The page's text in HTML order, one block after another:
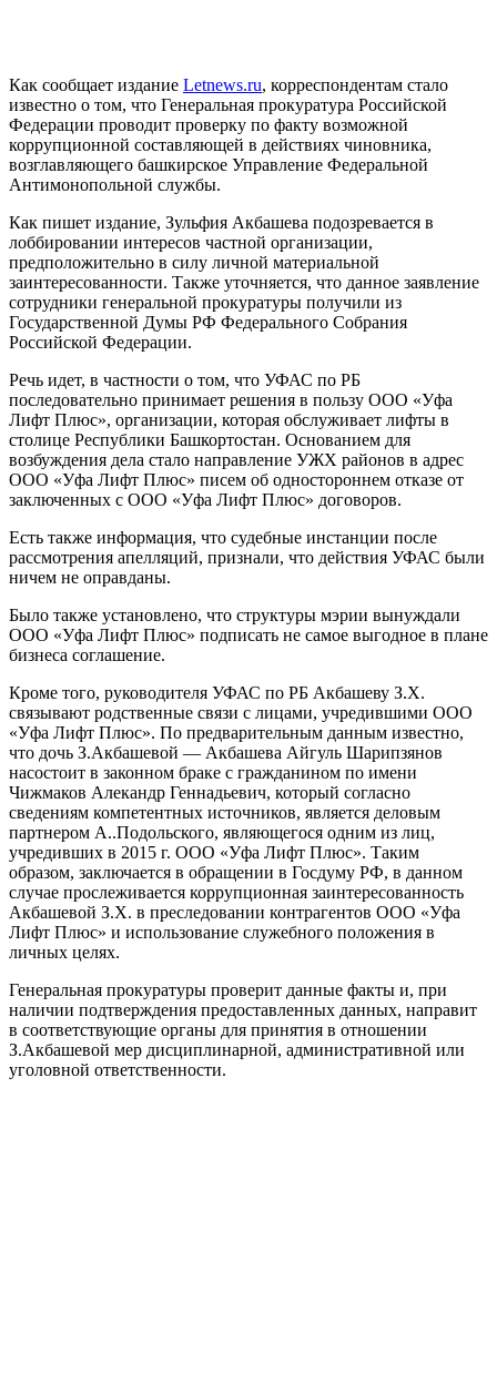
Как сообщает издание Letnews.ru, корреспондентам стало
известно о том, что Генеральная прокуратура Российской
Федерации проводит проверку по факту возможной
коррупционной составляющей в действиях чиновника,
возглавляющего башкирское Управление Федеральной
Антимонопольной службы.
Как пишет издание, Зульфия Акбашева подозревается в
лоббировании интересов частной организации,
предположительно в силу личной материальной
заинтересованности. Также уточняется, что данное заявление
сотрудники генеральной прокуратуры получили из
Государственной Думы РФ Федерального Собрания
Российской Федерации.
Речь идет, в частности о том, что УФАС по РБ
последовательно принимает решения в пользу ООО «Уфа
Лифт Плюс», организации, которая обслуживает лифты в
столице Республики Башкортостан. Основанием для
возбуждения дела стало направление УЖХ районов в адрес
ООО «Уфа Лифт Плюс» писем об одностороннем отказе от
заключенных с ООО «Уфа Лифт Плюс» договоров.
Есть также информация, что судебные инстанции после
рассмотрения апелляций, признали, что действия УФАС были
ничем не оправданы.
Было также установлено, что структуры мэрии вынуждали
ООО «Уфа Лифт Плюс» подписать не самое выгодное в плане
бизнеса соглашение.
Кроме того, руководителя УФАС по РБ Акбашеву З.Х.
связывают родственные связи с лицами, учредившими ООО
«Уфа Лифт Плюс». По предварительным данным известно,
что дочь З.Акбашевой — Акбашева Айгуль Шарипзянов
насостоит в законном браке с гражданином по имени
Чижмаков Алекандр Геннадьевич, который согласно
сведениям компетентных источников, является деловым
партнером А..Подольского, являющегося одним из лиц,
учредивших в 2015 г. ООО «Уфа Лифт Плюс». Таким
образом, заключается в обращении в Госдуму РФ, в данном
случае прослеживается коррупционная заинтересованность
Акбашевой З.Х. в преследовании контрагентов ООО «Уфа
Лифт Плюс» и использование служебного положения в
личных целях.
Генеральная прокуратуры проверит данные факты и, при
наличии подтверждения предоставленных данных, направит
в соответствующие органы для принятия в отношении
З.Акбашевой мер дисциплинарной, административной или
уголовной ответственности.